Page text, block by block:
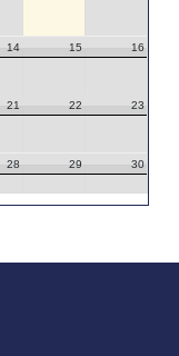
14 15 16
21 22 23
28 29 30